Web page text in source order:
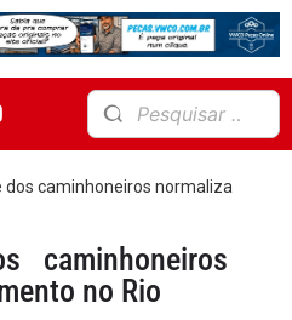
dos caminhoneiros normaliza
caminhoneiros
no Rio